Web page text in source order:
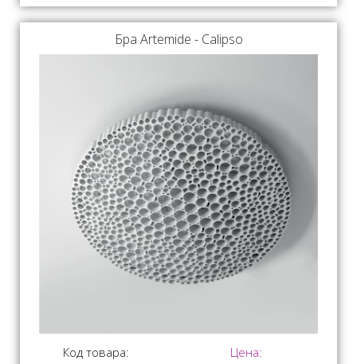
Бра Artemide - Calipso
Код товара:
Цена: